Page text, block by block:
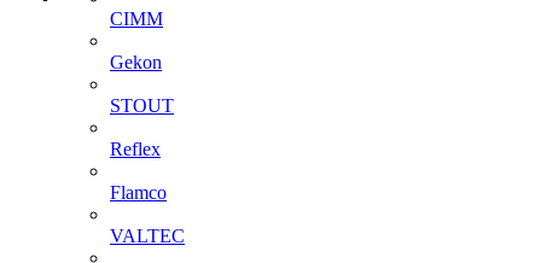
CIMM
Gekon
STOUT
Reflex
Flamco
VALTEC